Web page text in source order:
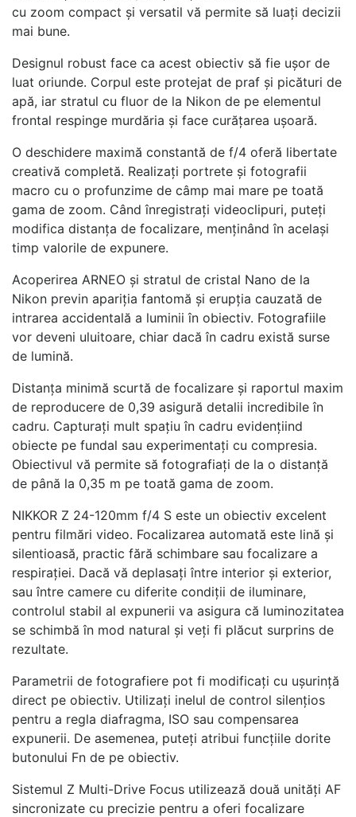
cu zoom compact și versatil vă permite să luați decizii
mai bune.
Designul robust face ca acest obiectiv să fie ușor de
luat oriunde. Corpul este protejat de praf și picături de
apă, iar stratul cu fluor de la Nikon de pe elementul
frontal respinge murdăria și face curățarea ușoară.
O deschidere maximă constantă de f/4 oferă libertate
creativă completă. Realizați portrete și fotografii
macro cu o profunzime de câmp mai mare pe toată
gama de zoom. Când înregistrați videoclipuri, puteți
modifica distanța de focalizare, menținând în același
timp valorile de expunere.
Acoperirea ARNEO și stratul de cristal Nano de la
Nikon previn apariția fantomă și erupția cauzată de
intrarea accidentală a luminii în obiectiv. Fotografiile
vor deveni uluitoare, chiar dacă în cadru există surse
de lumină.
Distanța minimă scurtă de focalizare și raportul maxim
de reproducere de 0,39 asigură detalii incredibile în
cadru. Capturați mult spațiu în cadru evidențiind
obiecte pe fundal sau experimentați cu compresia.
Obiectivul vă permite să fotografiați de la o distanță
de până la 0,35 m pe toată gama de zoom.
NIKKOR Z 24-120mm f/4 S este un obiectiv excelent
pentru filmări video. Focalizarea automată este lină și
silentioasă, practic fără schimbare sau focalizare a
respirației. Dacă vă deplasați între interior și exterior,
sau între camere cu diferite condiții de iluminare,
controlul stabil al expunerii va asigura că luminozitatea
se schimbă în mod natural și veți fi plăcut surprins de
rezultate.
Parametrii de fotografiere pot fi modificați cu ușurință
direct pe obiectiv. Utilizați inelul de control silențios
pentru a regla diafragma, ISO sau compensarea
expunerii. De asemenea, puteți atribui funcțiile dorite
butonului Fn de pe obiectiv.
Sistemul Z Multi-Drive Focus utilizează două unități AF
sincronizate cu precizie pentru a oferi focalizare